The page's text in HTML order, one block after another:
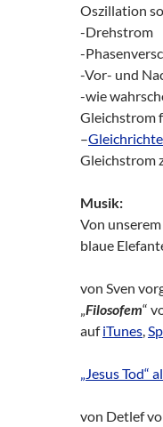
Oszillation
-Drehstrom
-
-Vor- und
-wie
Gleichstrom
–
Gleichstrom
Musik:
Von
blaue
von Sven
„Filosofem“
aufiTunes,
„Jesus Tod“
von Detlef